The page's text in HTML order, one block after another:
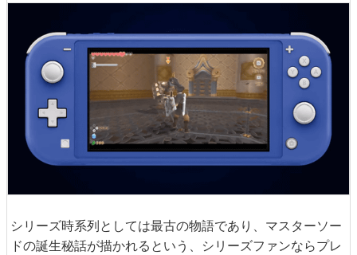
シリーズ時系列としては最古の物語であり、マスターソー
ドの誕生秘話が描かれるという、シリーズファンならプレ